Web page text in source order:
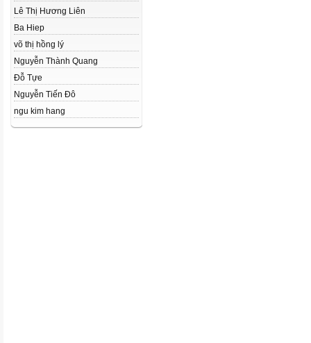
Lê Thị Hương Liên
Ba Hiep
võ thị hồng lý
Nguyễn Thành Quang
Đỗ Tựe
Nguyễn Tiến Đô
ngu kim hang